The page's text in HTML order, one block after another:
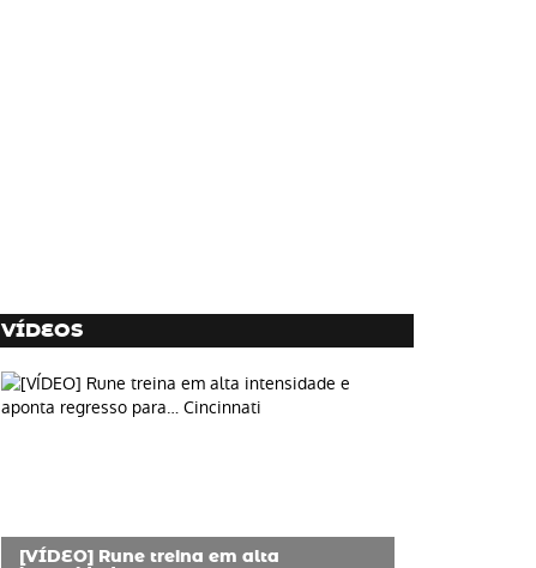
VÍDEOS
[VÍDEO] Rune treina em alta